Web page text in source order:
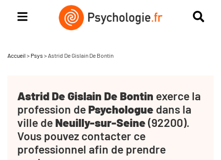
Accueil > Psys > Astrid De Gislain De Bontin
Astrid De Gislain De Bontin exerce la
profession dePsychologue dans la
ville de Neuilly-sur-Seine(92200).
Vous pouvez contacter ce
professionnel afin de prendre